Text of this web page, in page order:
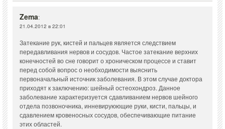
Zema:
21.04.2012 в 22:01
Затекание рук, кистей и пальцев является следствием
передавливания нервов и сосудов. Частое затекание верхних
конечностей во сне говорит о хроническом процессе и ставит
перед собой вопрос о необходимости выяснить
первоначальный источник заболевания. В этом случае доктора
приходят к заключению: шейный остеохондроз. Данное
заболевание характеризуется сдавливанием нервов шейного
отдела позвоночника, инневируюющие руки, кисти, пальцы, и
сдавлением кровеносных сосудов, обеспечивающие питание
этих областей.